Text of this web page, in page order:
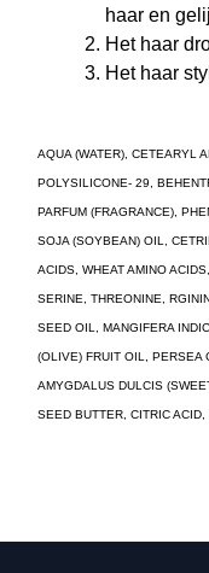
haar en
Het haar
Het haar
AQUA (WATER), CETEARYL
POLYSILICONE- 29,
PARFUM (FRAGRANCE),
SOJA (SOYBEAN) OIL,
ACIDS, WHEAT AMINO
SERINE, THREONINE,
SEED OIL, MANGIFERA
(OLIVE) FRUIT OIL, PERSEA
AMYGDALUS DULCIS
SEED BUTTER, CITRIC